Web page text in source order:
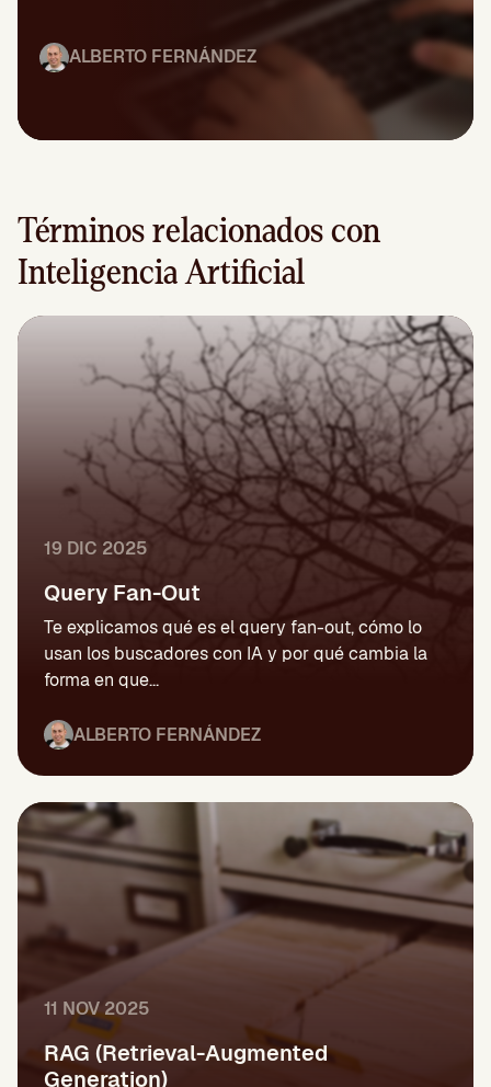
ALBERTO FERNÁNDEZ
Términos relacionados con
Inteligencia Artificial
19 DIC 2025
Query Fan-Out
Te explicamos qué es el query fan-out, cómo lo
usan los buscadores con IA y por qué cambia la
forma en que...
ALBERTO FERNÁNDEZ
11 NOV 2025
RAG (Retrieval-Augmented
Generation)